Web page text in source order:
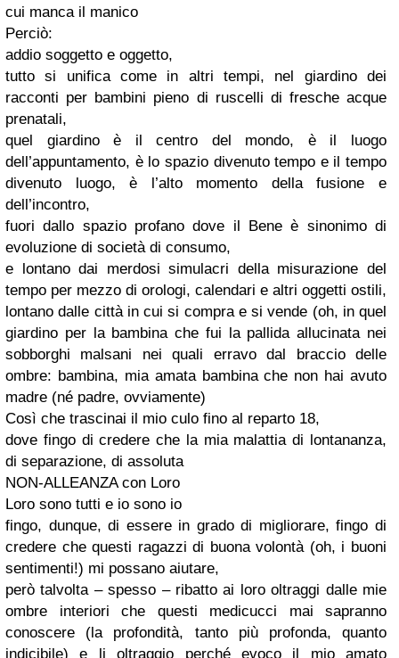
cui manca il manico
Perciò:
addio soggetto e oggetto,
tutto si unifica come in altri tempi, nel giardino dei
racconti per bambini pieno di ruscelli di fresche acque
prenatali,
quel giardino è il centro del mondo, è il luogo
dell’appuntamento, è lo spazio divenuto tempo e il tempo
divenuto luogo, è l’alto momento della fusione e
dell’incontro,
fuori dallo spazio profano dove il Bene è sinonimo di
evoluzione di società di consumo,
e lontano dai merdosi simulacri della misurazione del
tempo per mezzo di orologi, calendari e altri oggetti ostili,
lontano dalle città in cui si compra e si vende (oh, in quel
giardino per la bambina che fui la pallida allucinata nei
sobborghi malsani nei quali erravo dal braccio delle
ombre: bambina, mia amata bambina che non hai avuto
madre (né padre, ovviamente)
Così che trascinai il mio culo fino al reparto 18,
dove fingo di credere che la mia malattia di lontananza,
di separazione, di assoluta
NON-ALLEANZA con Loro
Loro sono tutti e io sono io
fingo, dunque, di essere in grado di migliorare, fingo di
credere che questi ragazzi di buona volontà (oh, i buoni
sentimenti!) mi possano aiutare,
però talvolta – spesso – ribatto ai loro oltraggi dalle mie
ombre interiori che questi medicucci mai sapranno
conoscere (la profondità, tanto più profonda, quanto
indicibile) e li oltraggio perché evoco il mio amato